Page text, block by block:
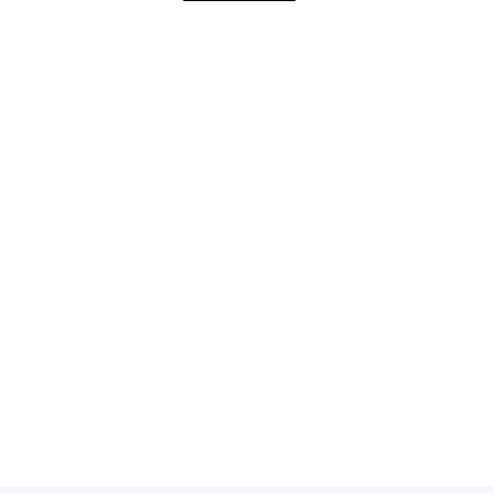
प्रमोद वाघमारे यांचा १५ ऑगस्ट पासून महाराष्ट्र दौरा सुरू; एकमेकांचे हेवेदावे
एकास अटक
भावपूर्ण श्रद्धांजली
२.९५ लाखांचा मुद्देमाल जप्त
सत्र उत्साहात संपन्न
अंतर्गत आयोजित प्रशिक्षण शिबिराचे उद्घाटन आमदार सुजितसिंग ठाकूर, प्रदेश